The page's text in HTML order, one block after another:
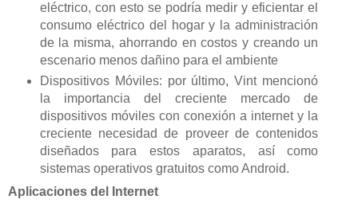
eléctrico, con esto se podría medir y eficientar el
consumo eléctrico del hogar y la administración
de la misma, ahorrando en costos y creando un
escenario menos dañino para el ambiente
Dispositivos Móviles: por último, Vint mencionó
la importancia del creciente mercado de
dispositivos móviles con conexión a internet y la
creciente necesidad de proveer de contenidos
diseñados para estos aparatos, así como
sistemas operativos gratuitos como Android.
Aplicaciones del Internet